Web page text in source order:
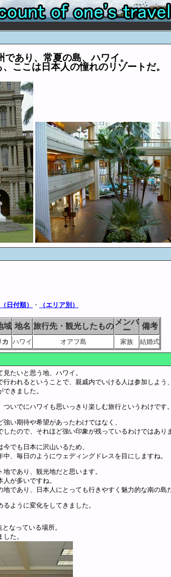
あり、常夏の島、ハワイ。
ここは日本人の憧れのリゾートだ。
日付順） ・ （エリア別）
域 地名 旅行先・観光したもの メンバ
ー
備考
カ ハワイ オアフ島 家族 結婚式
たいと思う地、ハワイ。
われるということで、親戚内でいける人は参加しよう
きました。
いでにハワイも思いっきり楽しむ旅行というわけです。
い期待や希望があったわけではなく、
たので、それほど強い印象が残っているわけではあり
でも日本に沢山いるため、
、毎日のようにウェディングドレスを目にしますね。
であり、観光地だと思います。
が多いですね。
であり、日本人にとっても行きやすく魅力的な南の島
ように変化をしてきました。
なっている場所。
た。